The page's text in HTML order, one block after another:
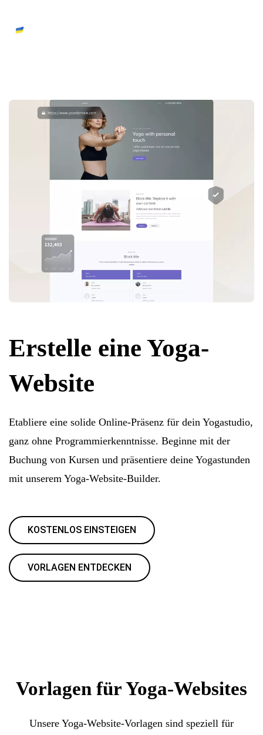
Erstelle eine Yoga-
Website
Etabliere eine solide Online-Präsenz für dein Yogastudio,
ganz ohne Programmierkenntnisse. Beginne mit der
Buchung von Kursen und präsentiere deine Yogastunden
mit unserem Yoga-Website-Builder.
KOSTENLOS EINSTEIGEN
VORLAGEN ENTDECKEN
Vorlagen für Yoga-Websites
Unsere Yoga-Website-Vorlagen sind speziell für